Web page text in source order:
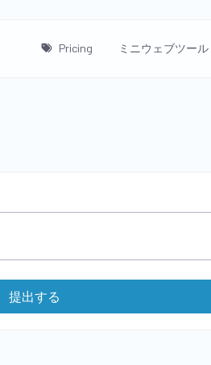
Pricing ミニウェブツール
提出する